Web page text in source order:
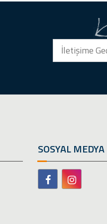
İletişime
SOSYAL MEDYA